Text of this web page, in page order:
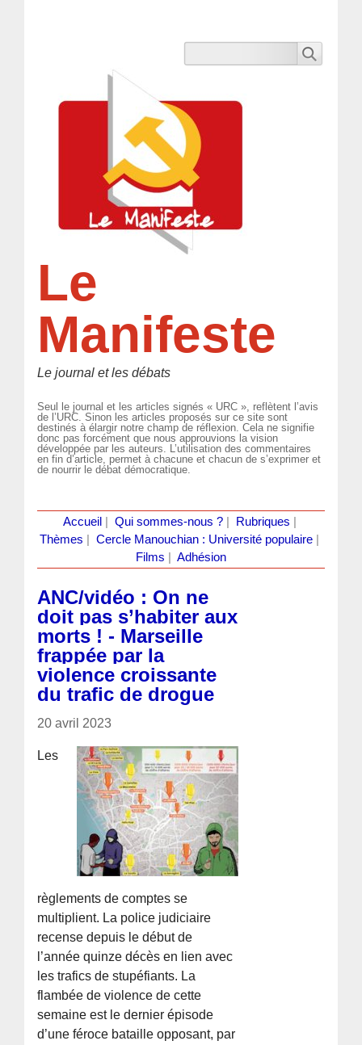
Le
Manifeste
Le journal et les débats
Seul le journal et les articles signés « URC », reflètent l’avis
de l’URC. Sinon les articles proposés sur ce site sont
destinés à élargir notre champ de réflexion. Cela ne signifie
donc pas forcément que nous approuvions la vision
développée par les auteurs. L’utilisation des commentaires
en fin d’article, permet à chacune et chacun de s’exprimer et
de nourrir le débat démocratique.
Accueil Qui sommes-nous ?| Rubriques
Thèmes
Cercle Manouchian : Université populaire
Films
Adhésion
ANC/vidéo : On ne
doit pas s’habiter aux
morts ! - Marseille
frappée par la
violence croissante
du trafic de drogue
20 avril 2023
Les
règlements de comptes se
multiplient. La police judiciaire
recense depuis le début de
l’année quinze décès en lien avec
les trafics de stupéfiants. La
flambée de violence de cette
semaine est le dernier épisode
d’une féroce bataille opposant, par